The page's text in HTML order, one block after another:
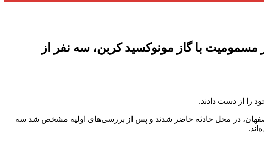
با گاز مونوکسید کربن، سه نفر از
در محل حادثه حاضر شدند و پس از بررسی‌های اولیه مشخص شد سه